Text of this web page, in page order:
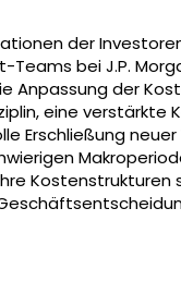
der
bei J.P.
Anpassung der
eine verstärkte
Erschließung